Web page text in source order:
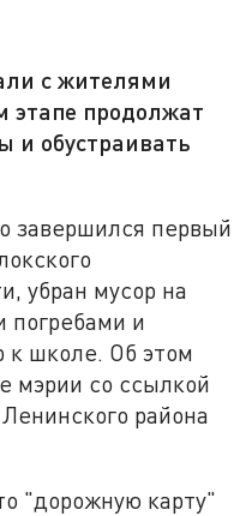
с жителями
этапе продолжат
и обустраивать
завершился первый
убран мусор на
погребами и
к школе. Об этом
мэрии со ссылкой
района
"дорожную карту"